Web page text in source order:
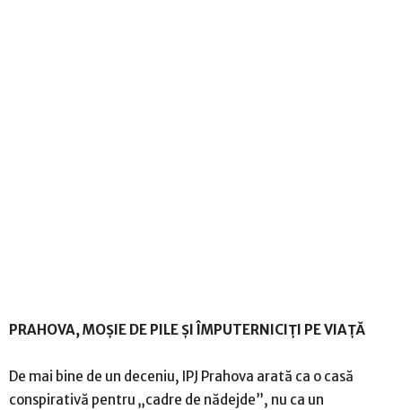
PRAHOVA, MOȘIE DE PILE ȘI ÎMPUTERNICIȚI PE VIAȚĂ
De mai bine de un deceniu, IPJ Prahova arată ca o casă
conspirativă pentru „cadre de nădejde”, nu ca un